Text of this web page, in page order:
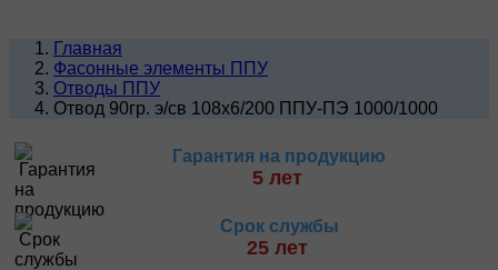
Главная
Фасонные элементы ППУ
Отводы ППУ
Отвод 90гр. э/св 108х6/200 ППУ-ПЭ 1000/1000
Гарантия на продукцию
5 лет
Срок службы
25 лет